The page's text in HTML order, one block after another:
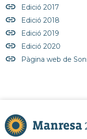
insert_link Edició 2017
insert_link Edició 2018
insert_link Edició 2019
insert_link Edició 2020
insert_link Pàgina web de